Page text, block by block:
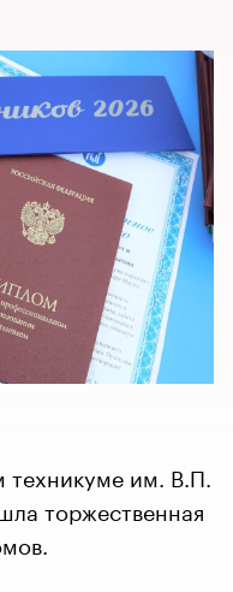
им. В.П.
торжественная